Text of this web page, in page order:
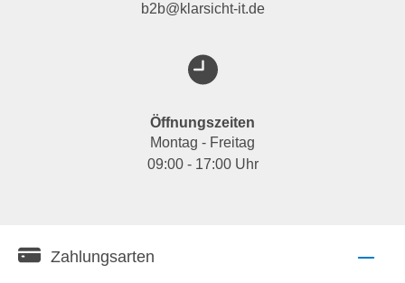
b2b@klarsicht-it.de
Öffnungszeiten
Montag - Freitag
09:00 - 17:00 Uhr
Zahlungsarten